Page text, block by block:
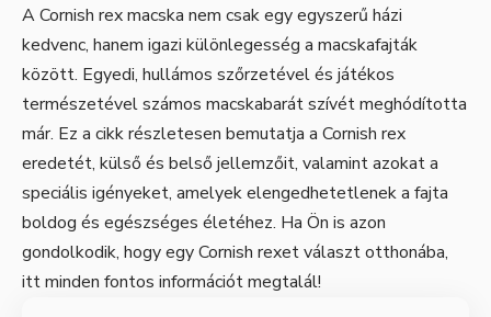
A Cornish rex macska nem csak egy egyszerű házi
kedvenc, hanem igazi különlegesség a macskafajták
között. Egyedi, hullámos szőrzetével és játékos
természetével számos macskabarát szívét meghódította
már. Ez a cikk részletesen bemutatja a Cornish rex
eredetét, külső és belső jellemzőit, valamint azokat a
speciális igényeket, amelyek elengedhetetlenek a fajta
boldog és egészséges életéhez. Ha Ön is azon
gondolkodik, hogy egy Cornish rexet választ otthonába,
itt minden fontos információt megtalál!